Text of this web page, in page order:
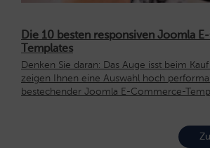
Die 10 besten responsiven Joomla
Templates
Denken Sie daran: Das Auge isst beim
zeigen Ihnen eine Auswahl hoch
bestechender Joomla E-Commerce-